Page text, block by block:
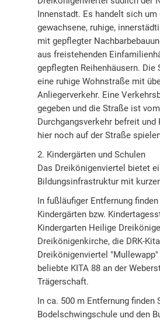
Innenstadt. Es handelt sich um
gewachsene, ruhige,
mit gepflegter
aus freistehenden
gepflegten Reihenhäusern.
eine ruhige Wohnstraße mit
Anliegerverkehr. Eine
gegeben und die Straße ist vom
Durchgangsverkehr befreit und
hier noch auf der Straße
2. Kindergärten und Schulen
Das Dreikönigenviertel bietet
Bildungsinfrastruktur mit
In fußläufiger Entfernung
Kindergärten bzw.
Kindergarten Heilige
Dreikönigenkirche, die DRK-
Dreikönigenviertel
beliebte KITA 88 an der
Trägerschaft.
In ca. 500 m Entfernung finden
Bodelschwingschule und den